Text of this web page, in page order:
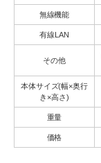
無線機能
有線LAN
その他
本体サイズ(幅×奥行
き×高さ)
重量
価格